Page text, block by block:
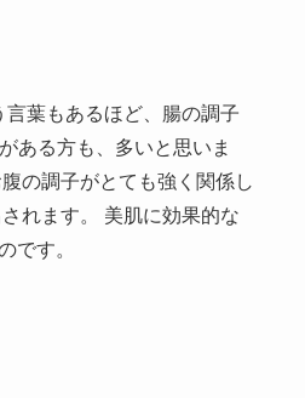
言葉もあるほど、腸の調子
ある方も、多いと思いま
の調子がとても強く関係し
れます。 美肌に効果的な
です。